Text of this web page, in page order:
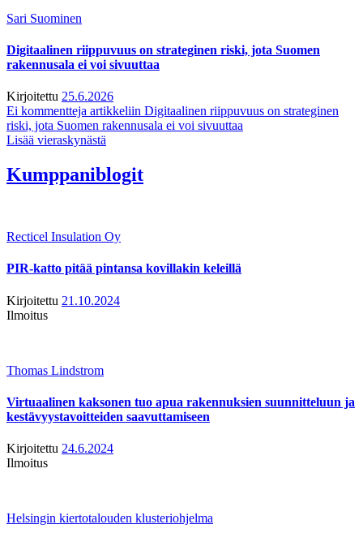
Sari Suominen
Digitaalinen riippuvuus on strateginen riski, jota Suomen
rakennusala ei voi sivuuttaa
Kirjoitettu 25.6.2026
Ei kommentteja artikkeliin Digitaalinen riippuvuus on strateginen
riski, jota Suomen rakennusala ei voi sivuuttaa
Lisää vieraskynästä
Kumppaniblogit
Recticel Insulation Oy
PIR-katto pitää pintansa kovillakin keleillä
Kirjoitettu 21.10.2024
Ilmoitus
Thomas Lindstrom
Virtuaalinen kaksonen tuo apua rakennuksien suunnitteluun ja
kestävyystavoitteiden saavuttamiseen
Kirjoitettu 24.6.2024
Ilmoitus
Helsingin kiertotalouden klusteriohjelma